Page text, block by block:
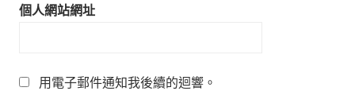
個人網站網址
用電子郵件通知我後續的迴響。